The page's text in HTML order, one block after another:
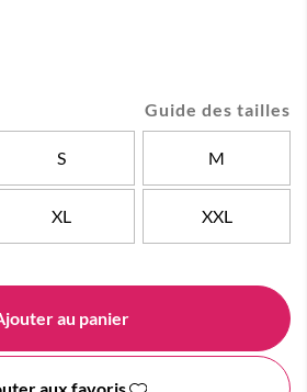
Guide des tailles
S M
XL XXL
au panier